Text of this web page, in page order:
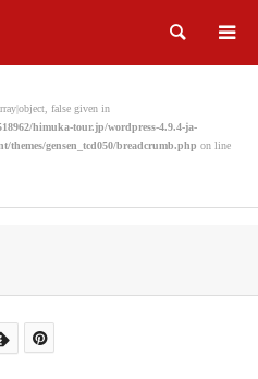
検索
false given in
himuka-tour.jp/wordpress-4.9.4-ja-
themes/gensen_tcd050/breadcrumb.php on line